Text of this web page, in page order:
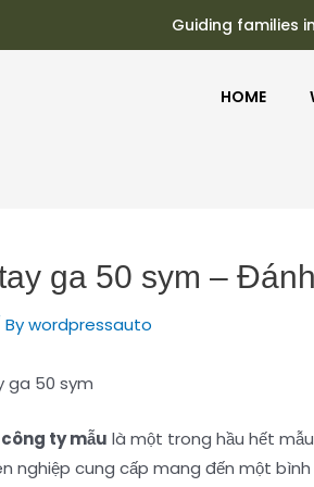
Guiding families
HOME
ga 50 sym –
Bywordpressauto
ga 50 sym
ty mẫu là một trong hầu hết
nghiệp cung cấp mang đến một